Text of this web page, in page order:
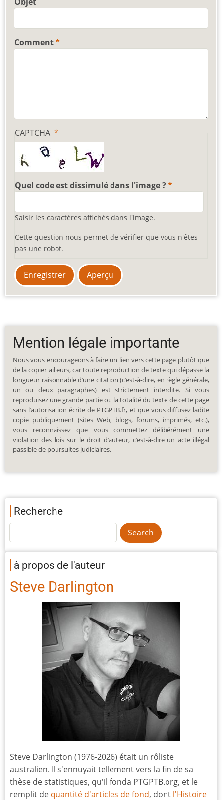
Comment
CAPTCHA
Quel code est dissimulé dans l'image ?
Saisir les caractères affichés dans l'image.
Cette question nous permet de vérifier que vous n'êtes
pas une robot.
Mention légale importante
Nous vous encourageons à faire un lien vers cette page plutôt que
de la copier ailleurs, car toute reproduction de texte qui dépasse la
longueur raisonnable d’une citation (c’est-à-dire, en règle générale,
un ou deux paragraphes) est strictement interdite. Si vous
reproduisez une grande partie ou la totalité du texte de cette page
sans l’autorisation écrite de PTGPTB.fr, et que vous diffusez ladite
copie publiquement (sites Web, blogs, forums, imprimés, etc.),
vous reconnaissez que vous commettez délibérément une
violation des lois sur le droit d’auteur, c’est-à-dire un acte illégal
passible de poursuites judiciaires.
Recherche
à propos de l'auteur
Steve Darlington
Steve Darlington (1976-2026) était un rôliste
australien. Il s'ennuyait tellement vers la fin de sa
thèse de statistiques, qu'il fonda PTGPTB.org, et le
remplit de quantité d'articles de fond, dont l'Histoire